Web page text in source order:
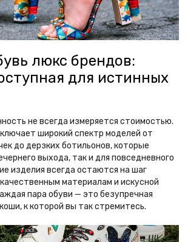
люкс брендов:
для истинных
не всегда измеряется стоимостью.
широкий спектр моделей от
до дерзких ботильонов, которые
выхода, так и для повседневного
изделия всегда остаются на шаг
материалам и искусной
пара обуви — это безупречная
к которой вы так стремитесь.